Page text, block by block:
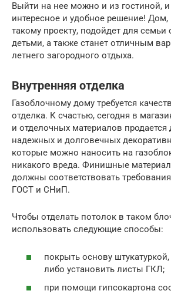
Выйти на нее можно и из гостиной,
интересное и удобное решение!
такому проекту, подойдет для
детьми, а также станет отличным
летнего загородного отдыха.
Внутренняя отделка
Газоблочному дому требуется
отделка. К счастью, сегодня в
и отделочных материалов продается
надежных и долговечных
которые можно наносить на
никакого вреда. Финишные
должны соответствовать
ГОСТ и СНиП.
Чтобы отделать потолок в таком
использовать следующие способы:
покрыть основу
либо установить листы ГКЛ;
при помощи гипсокартона